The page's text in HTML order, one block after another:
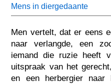
Mens in diergedaante
Men vertelt, dat er eens
naar verlangde, een
iemand die ruzie heeft
uitspraak van het
en een herbergier naar